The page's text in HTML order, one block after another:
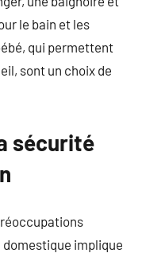
le bain et les
qui permettent
sont un choix de
sécurité
implique